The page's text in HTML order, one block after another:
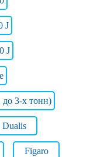
J
J
до 3-х тонн)
Dualis
Figaro